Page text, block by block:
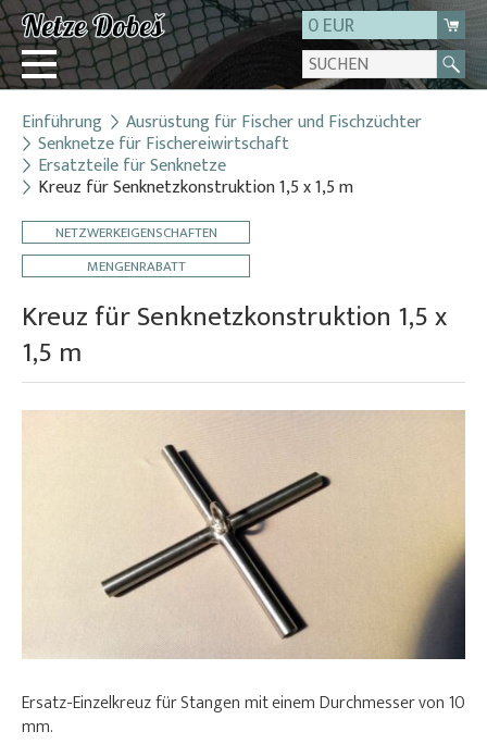
0 EUR
Login
Registrierung
Kontakt
Einführung Ausrüstung für Fischer und Fischzüchter
Senknetze für Fischereiwirtschaft
Ersatzteile für Senknetze
Kreuz für Senknetzkonstruktion 1,5 x 1,5 m
NETZWERKEIGENSCHAFTEN
MENGENRABATT
Kreuz für Senknetzkonstruktion 1,5 x
1,5 m
Ersatz-Einzelkreuz für Stangen mit einem Durchmesser von 10
mm.